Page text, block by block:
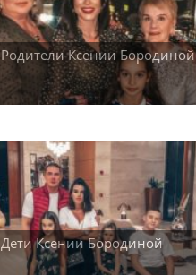
Родители Ксении Бородиной
Дети Ксении Бородиной